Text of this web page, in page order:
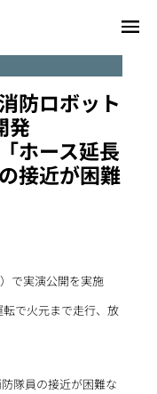
防ロボット
発
ホース延長
接近が困難
で実演公開を実施
で火元まで走行、放
隊員の接近が困難な